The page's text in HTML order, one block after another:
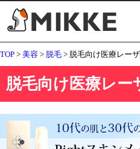
TOP > 美容 > 脱毛 > 脱毛向け医療レー
脱毛向け医療レー